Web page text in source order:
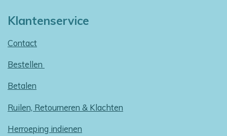
Klantenservice
Contact
Bestellen
Betalen
Ruilen, Retourneren & Klachten
Herroeping indienen